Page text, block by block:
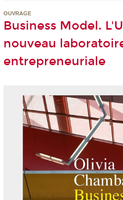
OUVRAGE
Business Model.
nouveau
entrepreneuriale